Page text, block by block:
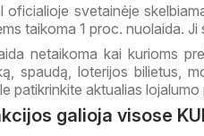
oficialioje svetainėje
taikoma 1 proc. nuolaida.
netaikoma kai kurioms
spaudą, loterijos bilietus,
patikrinkite aktualias
galioja visose